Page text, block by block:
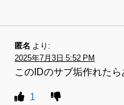
匿名 より:
2025年7月3日 5:52 PM
このIDのサブ垢作れたら
1